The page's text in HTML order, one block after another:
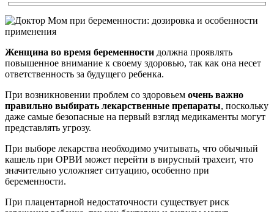
Женщина во время беременности должна проявлять
повышенное внимание к своему здоровью, так как она несет
ответственность за будущего ребенка.
При возникновении проблем со здоровьем очень важно
правильно выбирать лекарственные препараты, поскольку
даже самые безопасные на первый взгляд медикаменты могут
представлять угрозу.
При выборе лекарства необходимо учитывать, что обычный
кашель при ОРВИ может перейти в вирусный трахеит, что
значительно усложняет ситуацию, особенно при
беременности.
При плацентарной недостаточности существует риск